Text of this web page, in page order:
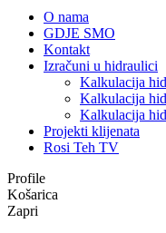
O nama
GDJE SMO
Kontakt
Izračuni u hidraulici
Kalkulacija
Kalkulacija
Kalkulacija
Projekti klijenata
Rosi Teh TV
Profile
Košarica
Zapri